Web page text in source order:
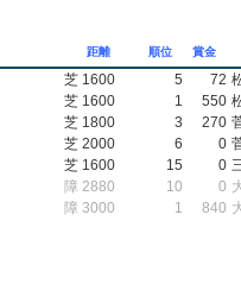
距離 順位 賞金
芝 1600 5 72
芝 1600 1 550
芝 1800 3 270
芝 2000 6 0
芝 1600 15 0
障 2880 10 0
障 3000 1 840